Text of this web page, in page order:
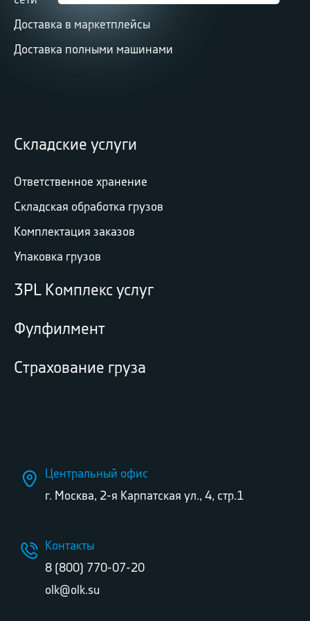
Доставка в маркетплейсы
Доставка полными машинами
Складские услуги
Ответственное хранение
Складская обработка грузов
Комплектация заказов
Упаковка грузов
3PL Комплекс услуг
Фулфилмент
Страхование груза
Центральный офис
г. Москва, 2-я Карпатская ул., 4, стр.1
Контакты
8 (800) 770-07-20
olk@olk.su